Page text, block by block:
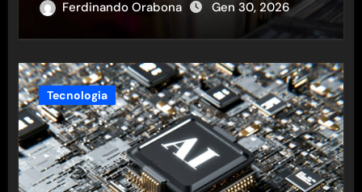
Ferdinando Orabona Gen 30, 2026
Tecnologia